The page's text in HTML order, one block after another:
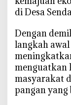
di Desa
Dengan
langkah
menguatkan
masyarakat
pangan